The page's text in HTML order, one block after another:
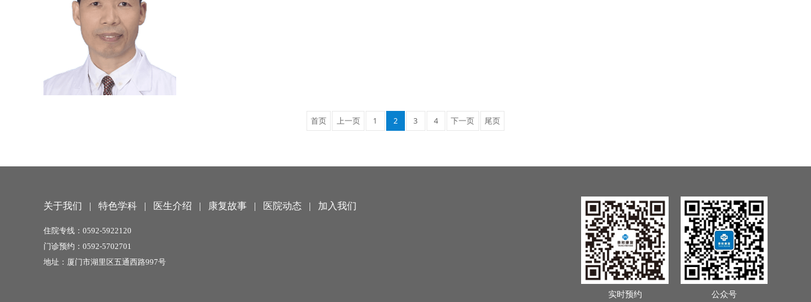
首页 上一页 1 2 3 4 下一页 尾页
关于我们 | 特色学科 | 医生介绍 | 康复故事 | 医院动态 | 加入我们
住院专线 ：0592-5922120
门诊预约：0592-5702701
地址：厦门市湖里区五通西路997号
实时预约 公众号